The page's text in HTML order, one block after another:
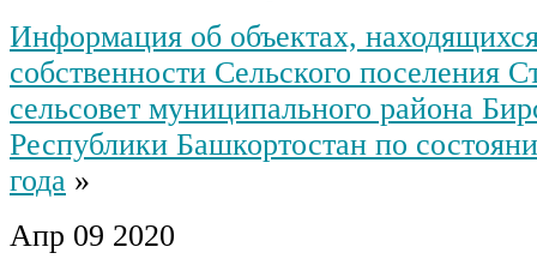
Информация об объектах,
собственности Сельского поселения
сельсовет муниципального района
Республики Башкортостан по
года »
Апр 09 2020